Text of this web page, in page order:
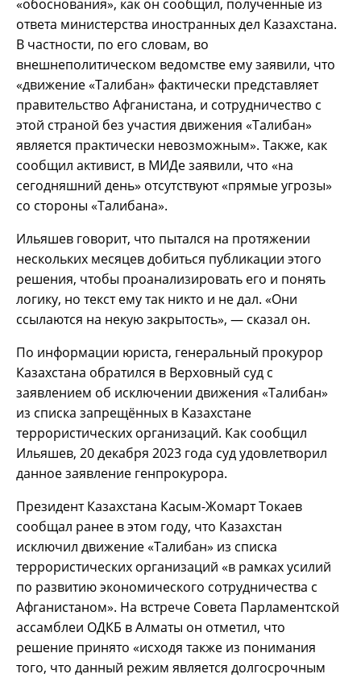
«обоснования», как он сообщил, полученные из
ответа министерства иностранных дел Казахстана.
В частности, по его словам, во
внешнеполитическом ведомстве ему заявили, что
«движение «Талибан» фактически представляет
правительство Афганистана, и сотрудничество с
этой страной без участия движения «Талибан»
является практически невозможным». Также, как
сообщил активист, в МИДе заявили, что «на
сегодняшний день» отсутствуют «прямые угрозы»
со стороны «Талибана».
Ильяшев говорит, что пытался на протяжении
нескольких месяцев добиться публикации этого
решения, чтобы проанализировать его и понять
логику, но текст ему так никто и не дал. «Они
ссылаются на некую закрытость», — сказал он.
По информации юриста, генеральный прокурор
Казахстана обратился в Верховный суд с
заявлением об исключении движения «Талибан»
из списка запрещённых в Казахстане
террористических организаций. Как сообщил
Ильяшев, 20 декабря 2023 года суд удовлетворил
данное заявление генпрокурора.
Президент Казахстана Касым-Жомарт Токаев
сообщал ранее в этом году, что Казахстан
исключил движение «Талибан» из списка
террористических организаций «в рамках усилий
по развитию экономического сотрудничества с
Афганистаном». На встрече Совета Парламентской
ассамблеи ОДКБ в Алматы он отметил, что
решение принято «исходя также из понимания
того, что данный режим является долгосрочным